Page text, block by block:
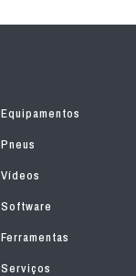
Equipamentos
Pneus
Vídeos
Software
Ferramentas
Serviços